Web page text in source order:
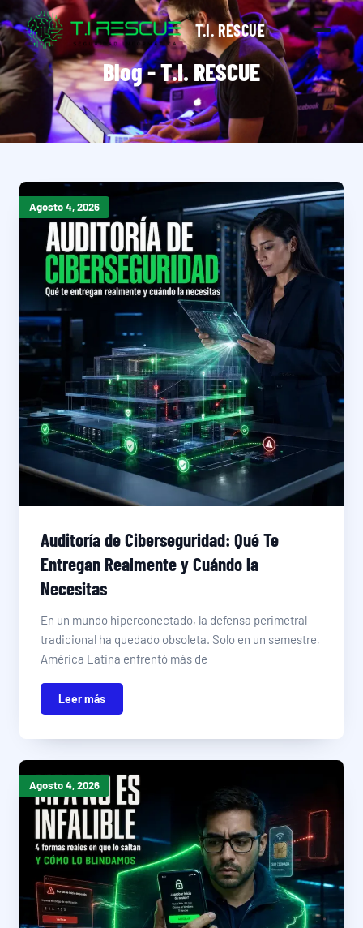
T.I. RESCUE
Blog - T.I. RESCUE
Agosto 4, 2026
Auditoría de Ciberseguridad: Qué Te
Entregan Realmente y Cuándo la
Necesitas
En un mundo hiperconectado, la defensa perimetral
tradicional ha quedado obsoleta. Solo en un semestre,
América Latina enfrentó más de
Leer más
Agosto 4, 2026